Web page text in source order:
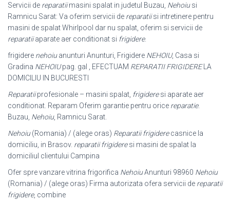
Servicii de reparatiimasini spalat in judetul Buzau, Nehoiusi
Ramnicu Sarat: Va oferim servicii de reparatiisi intretinere pentru
masini de spalat Whirlpool dar nu spalat, oferim si servicii de
reparatiiaparate aer conditionat si frigidere.
frigidere nehoiuanunturi Anunturi, Frigidere NEHOIU, Casa si
Gradina NEHOIUpag. gal , EFECTUAM REPARATII FRIGIDERELA
DOMICILIU IN BUCURESTI
Reparatiiprofesionale – masini spalat, frigideresi aparate aer
conditionat. Reparam Oferim garantie pentru orice reparatie.
Buzau, Nehoiu, Ramnicu Sarat.
Nehoiu(Romania) / (alege oras) Reparatii frigiderecasnice la
domiciliu, in Brasov. reparatii frigideresi masini de spalat la
domiciliul clientului Campina
Ofer spre vanzare vitrina frigorifica NehoiuAnunturi 98960 Nehoiu
(Romania) / (alege oras) Firma autorizata ofera servicii de reparatii
frigidere, combine